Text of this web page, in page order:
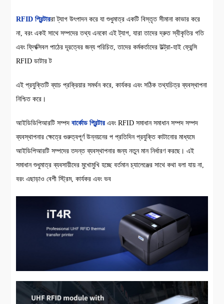
RFID প্রিন্টাররা ট্যাগ উৎপাদন করে যা শুধুমাত্র একটি বিস্তৃত সীমানা কাভার করে
না, বরং একই সাথে সম্পদের তথ্য এনকো এই ট্যাগ, যারা তাদের দ্রুত স্বীকৃতির গতি
এবং ফ্লিক্সিবল পাঠের দূরত্বের জন্য পরিচিত, তাদের কর্মকর্তাদের উল্ট্রা-হাই ফ্রেন্সি
RFID ডাটার ট
এই প্রযুক্তিটি ব্যাচ প্রক্রিয়ার সমর্থন করে, কার্যকর এবং সঠিক তথ্যচিত্র ব্যবস্থাপনা
নিশ্চিত করে।
আইডিডিপিআরটি সম্পদবার্কোড প্রিন্টারএবং RFID সমাধান সমাধান সম্পদ সম্পদ
ব্যবস্থাপনার ক্ষেত্রে গুরুত্বপূর্ণ উন্নয়নের প প্রতিদিন প্রযুক্তি কাটানোর মাধ্যমে
আইডিপিআরটি সম্পদের তদন্ত ব্যবস্থাপনার জন্য নতুন মান নির্ধারণ করছে। এই
সমাধান শুধুমাত্র ব্যবসায়ীদের মুখোমুখি হচ্ছে বর্তমান চ্যালেঞ্জের সাথে কথা বলা যায় না,
বরং এছাড়াও বেশী স্ট্রিম, কার্যকর এবং ভব